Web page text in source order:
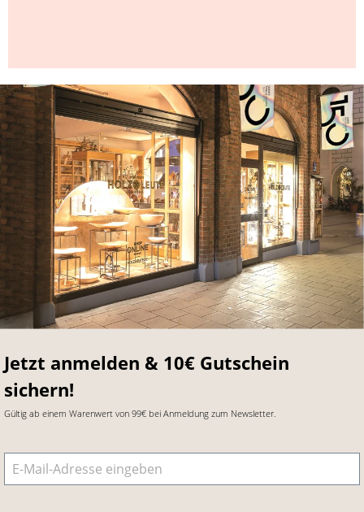
Jetzt anmelden & 10€ Gutschein
sichern!
Gültig ab einem Warenwert von 99€ bei Anmeldung zum Newsletter.
E-Mail-Adresse